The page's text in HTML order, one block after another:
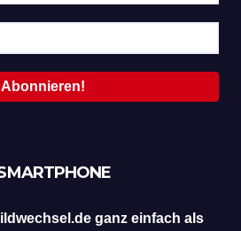
ganz einfach als